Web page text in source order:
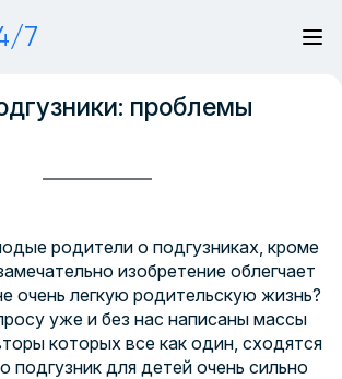
7
проблемы
родители о подгузниках, кроме
изобретение облегчает
очень легкую родительскую жизнь?
уже и без нас написаны массы
которых все как один, сходятся
подгузник для детей очень сильно